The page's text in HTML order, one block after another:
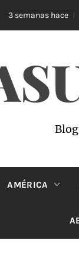
semanas hace
AMÉRICA